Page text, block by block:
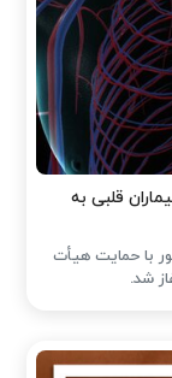
قلبی به
با حمایت هیأت
شد.